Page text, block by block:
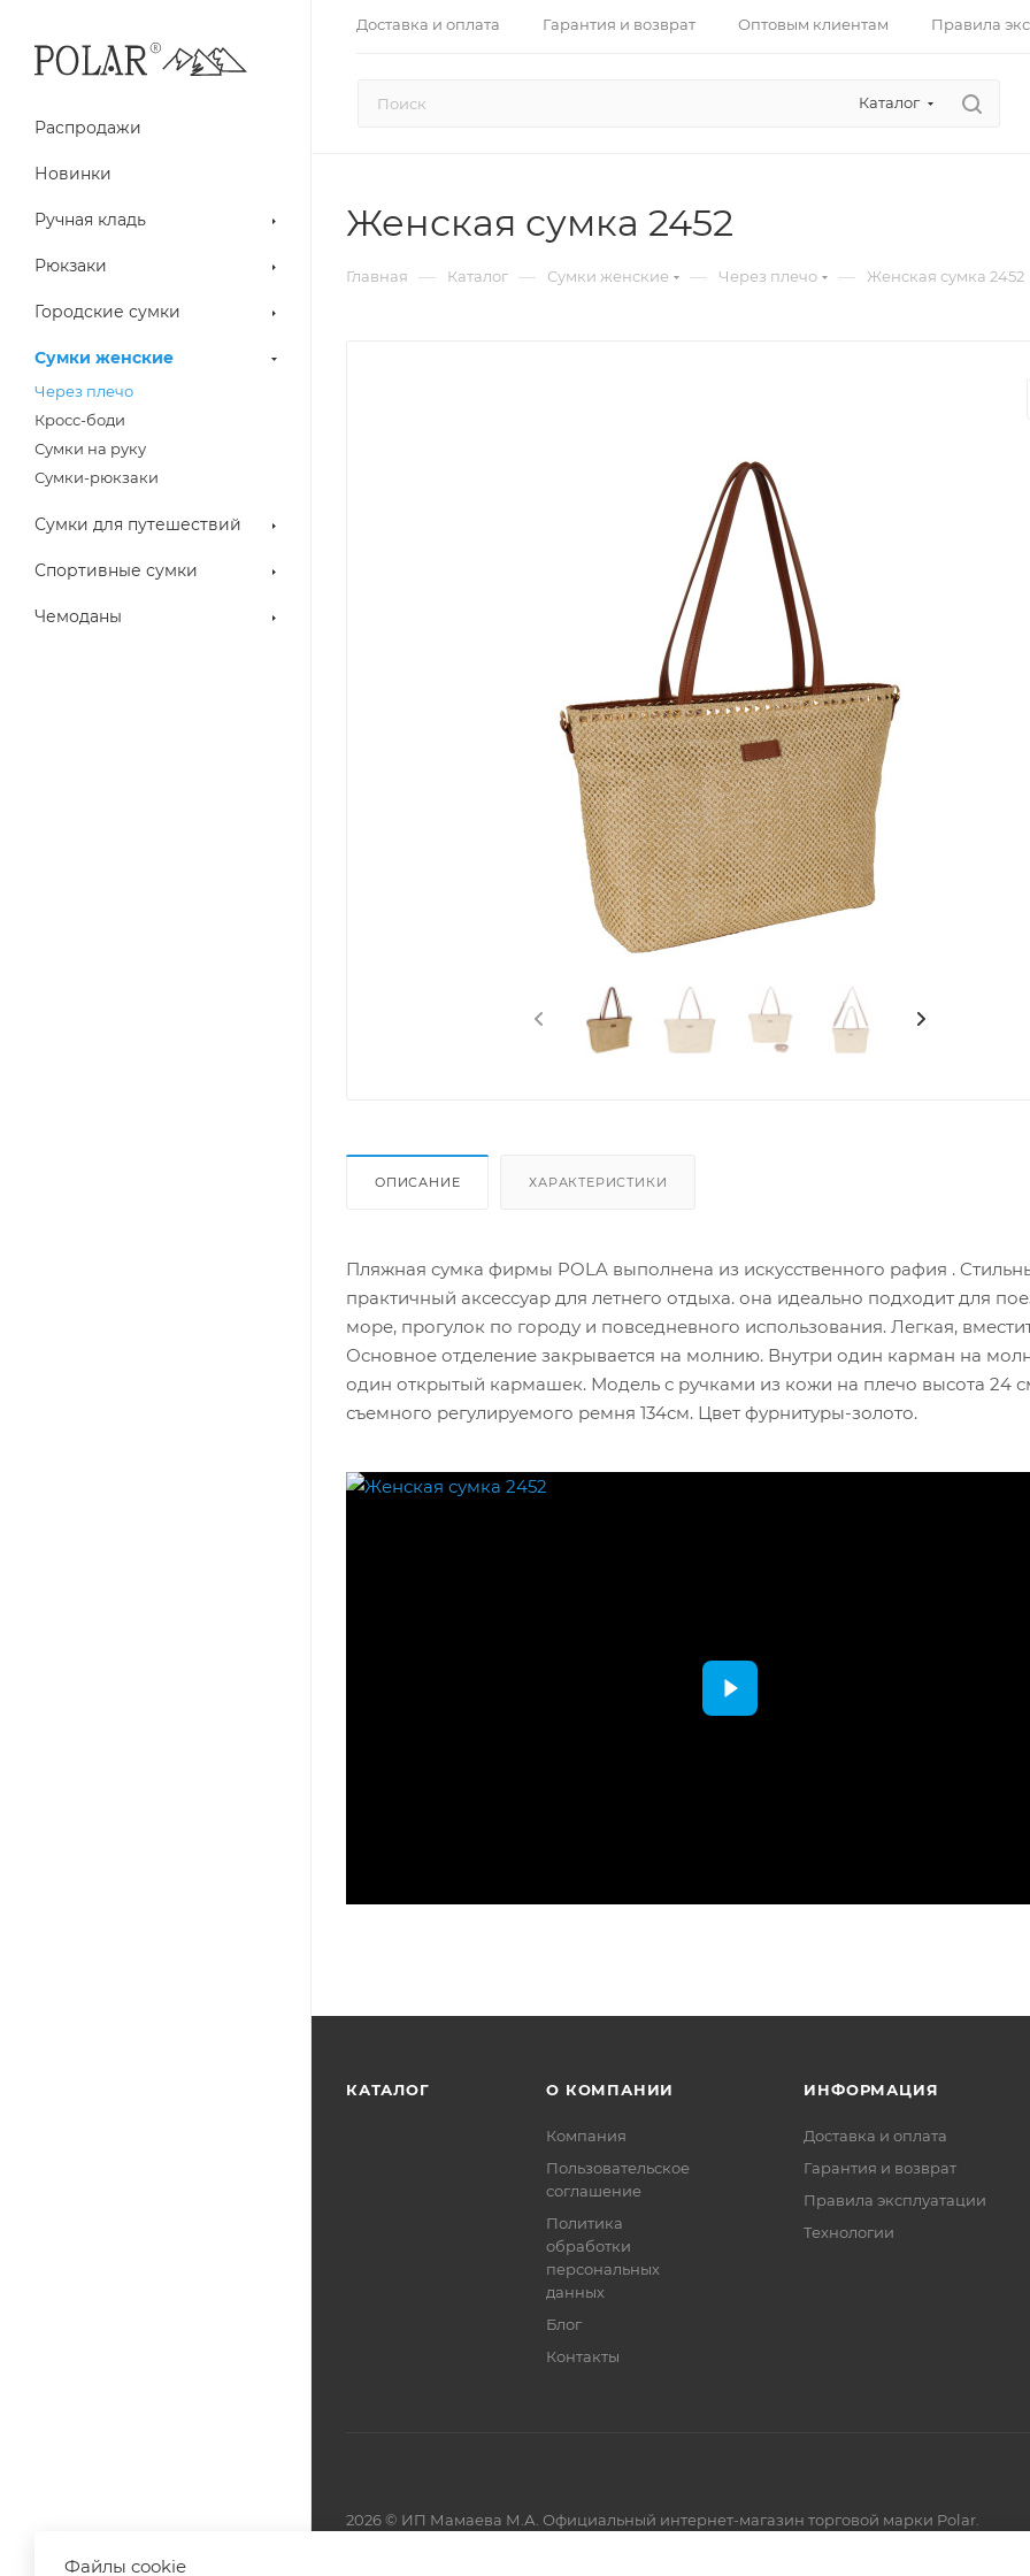
Доставка и оплата Гарантия и возврат Оптовым клиентам Правила
Каталог
Распродажи
Новинки
Ручная кладь
Рюкзаки
Городские сумки
Сумки женские
Через плечо
Кросс-боди
Сумки на руку
Сумки-рюкзаки
Сумки для путешествий
Спортивные сумки
Чемоданы
Женская сумка 2452
Главная — Каталог — Сумки женские — Через плечо — Женская сумка 2452
ОПИСАНИЕ ХАРАКТЕРИСТИКИ
Пляжная сумка фирмы POLA выполнена из искусственного рафия .
практичный аксессуар для летнего отдыха. она идеально подходит для
море, прогулок по городу и повседневного использования. Легкая,
Основное отделение закрывается на молнию. Внутри один карман на
один открытый кармашек. Модель с ручками из кожи на плечо высота 24
съемного регулируемого ремня 134см. Цвет фурнитуры-золото.
КАТАЛОГ О КОМПАНИИ
Компания
Пользовательское
соглашение
Политика
обработки
персональных
данных
Блог
Контакты
ИНФОРМАЦИЯ
Доставка и оплата
Гарантия и возврат
Правила эксплуатации
Технологии
2026 © ИП Мамаева М.А. Официальный интернет-магазин торговой марки Polar.
Файлы cookie